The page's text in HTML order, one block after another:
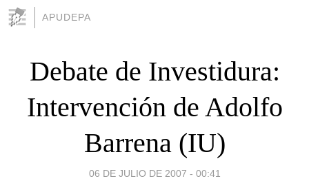
APUDEPA
Debate de Investidura:
Intervención de Adolfo
Barrena (IU)
06 DE JULIO DE 2007 - 00:41